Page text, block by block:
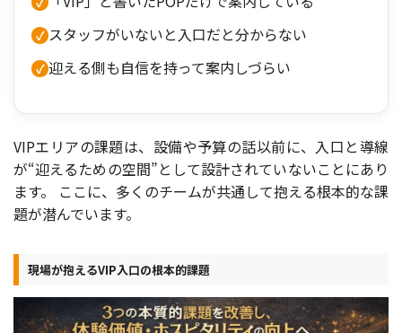
スタッフがいないと入口だと分からない
迎える側も自信を持って案内しづらい
VIPエリアの課題は、設備や予算の話以前に、入口と導線
が“迎えるための空間”として設計されていないことにあり
ます。 ここに、多くのチームが共通して抱える根本的な課
題が潜んでいます。
現場が抱えるVIP入口の根本的課題